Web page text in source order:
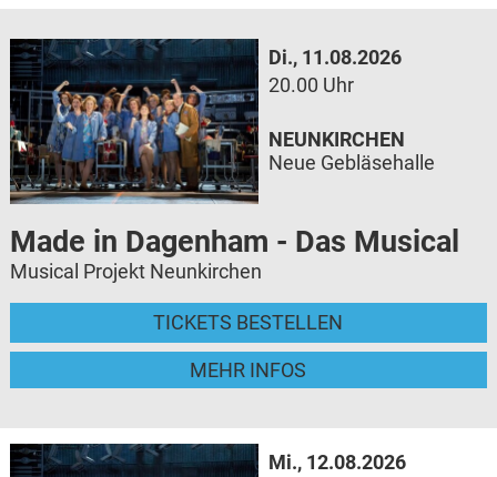
Di., 11.08.2026
20.00 Uhr
Made in Dagenham - Das Musical
Musical Projekt Neunkirchen
TICKETS BESTELLEN
MEHR INFOS
NEUNKIRCHEN
Neue Gebläsehalle
Mi., 12.08.2026